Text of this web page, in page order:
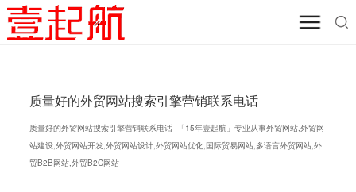
质量好的外贸网站搜索引擎营销联系电话
质量好的外贸网站搜索引擎营销联系电话 「15年壹起航」专业从事外贸网站,外贸网
站建设,外贸网站开发,外贸网站设计,外贸网站优化,国际贸易网站,多语言外贸网站,外
贸B2B网站,外贸B2C网站